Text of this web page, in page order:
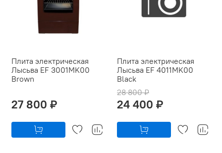
Плита электрическая
Лысьва EF 3001MK00
Brown
27 800 ₽
Плита электрическая
Лысьва EF 4011MK00
Black
28 800 ₽
24 400 ₽